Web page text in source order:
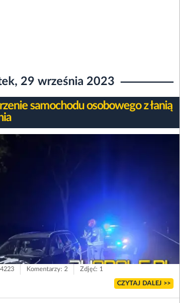
29 września 2023
samochodu osobowego z łanią
Komentarzy: 2 Zdjęć: 1
CZYTAJ DALEJ >>